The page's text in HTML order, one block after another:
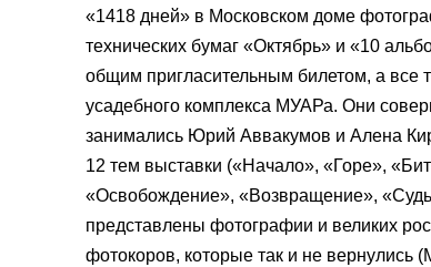
«1418 дней» в Московском доме
технических бумаг «Октябрь» и «10
общим пригласительным билетом, а все
усадебного комплекса МУАРа. Они
занимались Юрий Аввакумов и Алена
12 тем выставки («Начало», «Горе»,
«Освобождение», «Возвращение»,
представлены фотографии и великих
фотокоров, которые так и не